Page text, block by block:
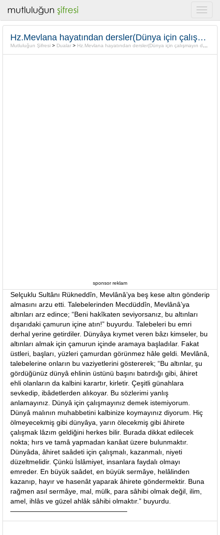
Hz.Mevlana hayatından dersler(Dünya için çalışmayın demiyorum!Dünya malının muhabbetini kalbinize koymayın”
Mutluluğun Şifresi > Dualar > Hz.Mevlana hayatından dersler(Dünya için çalışmayın demiyorum!Dünya malının muhabbetini kalbinize koymayın”
sponsor reklam
Selçuklu Sultânı Rükneddîn, Mevlânâ’ya beş kese altın gönderip
almasını arzu etti. Talebelerinden Mecdüddîn, Mevlânâ’ya
altınları arz edince; “Beni hakîkaten seviyorsanız, bu altınları
dışarıdaki çamurun içine atın!” buyurdu. Talebeleri bu emri
derhal yerine getirdiler. Dünyâya kıymet veren bâzı kimseler, bu
altınları almak için çamurun içinde aramaya başladılar. Fakat
üstleri, başları, yüzleri çamurdan görünmez hâle geldi. Mevlânâ,
talebelerine onların bu vaziyetlerini göstererek; “Bu altınlar, şu
gördüğünüz dünyâ ehlinin üstünü başını batırdığı gibi, âhiret
ehli olanların da kalbini karartır, kirletir. Çeşitli günahlara
sevkedip, ibâdetlerden alıkoyar. Bu sözlerimi yanlış
anlamayınız. Dünyâ için çalışmayınız demek istemiyorum.
Dünyâ malının muhabbetini kalbinize koymayınız diyorum. Hiç
ölmeyecekmiş gibi dünyâya, yarın ölecekmiş gibi âhirete
çalışmak lâzım geldiğini herkes bilir. Burada dikkat edilecek
nokta; hırs ve tamâ yapmadan kanâat üzere bulunmaktır.
Dünyâda, âhiret saâdeti için çalışmalı, kazanmalı, niyeti
düzeltmelidir. Çünkü İslâmiyet, insanlara faydalı olmayı
emreder. En büyük saâdet, en büyük sermâye, helâlinden
kazanıp, hayır ve hasenât yaparak âhirete göndermektir. Buna
rağmen asıl sermâye, mal, mülk, para sâhibi olmak değil, ilim,
amel, ihlâs ve güzel ahlâk sâhibi olmaktır.” buyurdu.
—————————————————